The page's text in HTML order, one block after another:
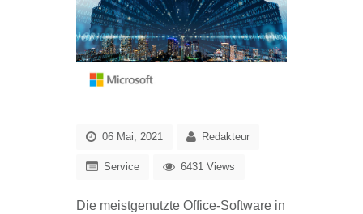
06 Mai, 2021 Redakteur
Service 6431 Views
Die meistgenutzte Office-Software in